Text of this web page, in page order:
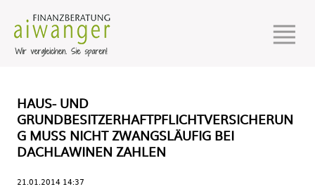
HAUS- UND
GRUNDBESITZERHAFTPFLICHTVERSICHERUN
G MUSS NICHT ZWANGSLÄUFIG BEI
DACHLAWINEN ZAHLEN
21.01.2014 14:37